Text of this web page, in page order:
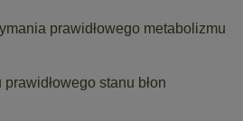
prawidłowego metabolizmu
stanu błon